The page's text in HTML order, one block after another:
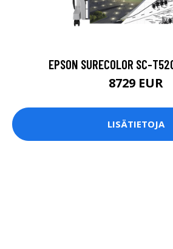
EPSON SURECOLOR SC-
8729 EUR
LISÄTIETOJA